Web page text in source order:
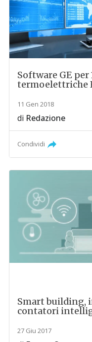
Software GE
termoelettriche
11 Gen 2018
di Redazione
Condividi
Smart building,
contatori
27 Giu 2017